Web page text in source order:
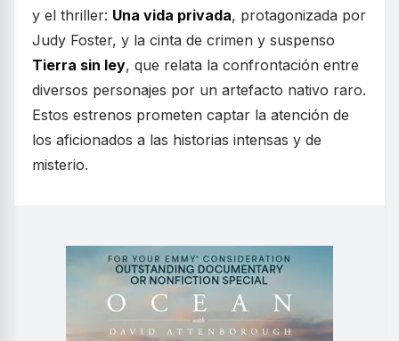
y el thriller: Una vida privada, protagonizada por
Judy Foster, y la cinta de crimen y suspenso
Tierra sin ley, que relata la confrontación entre
diversos personajes por un artefacto nativo raro.
Estos estrenos prometen captar la atención de
los aficionados a las historias intensas y de
misterio.